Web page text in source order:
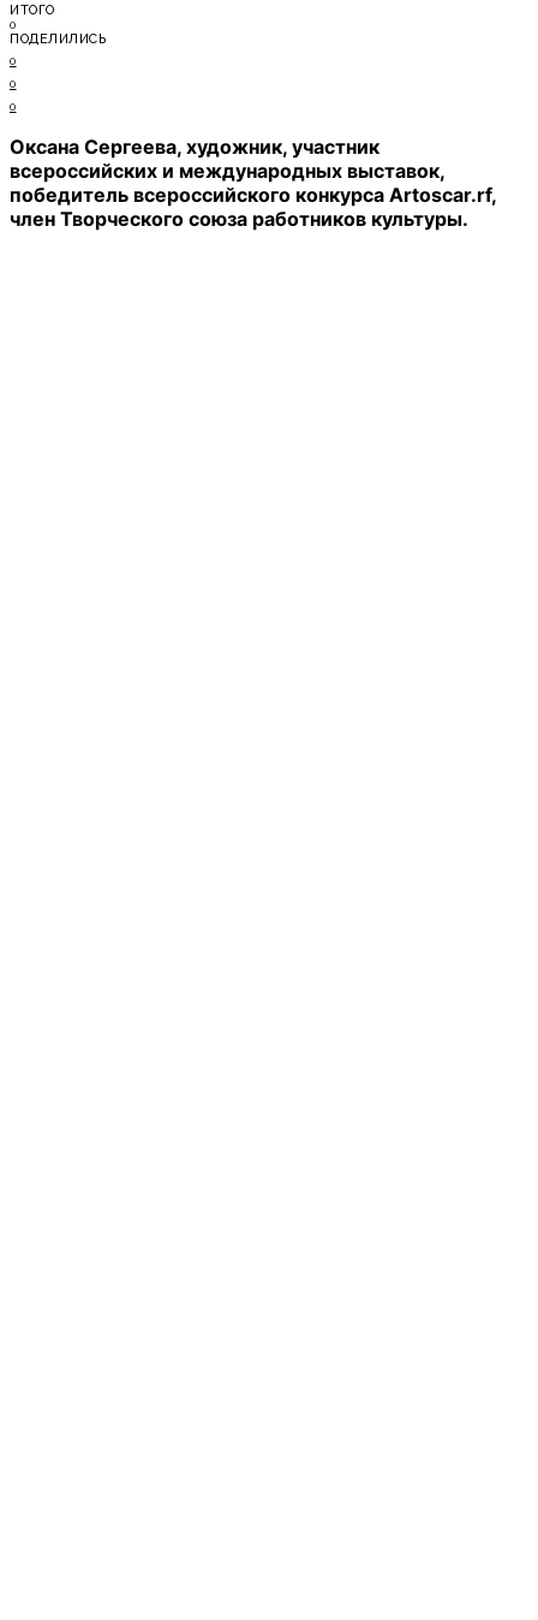
ИТОГО
0
ПОДЕЛИЛИСЬ
0
0
0
Оксана Сергеева, художник, участник
всероссийских и международных выставок,
победитель всероссийского конкурса Artoscar.rf,
член Творческого союза работников культуры.